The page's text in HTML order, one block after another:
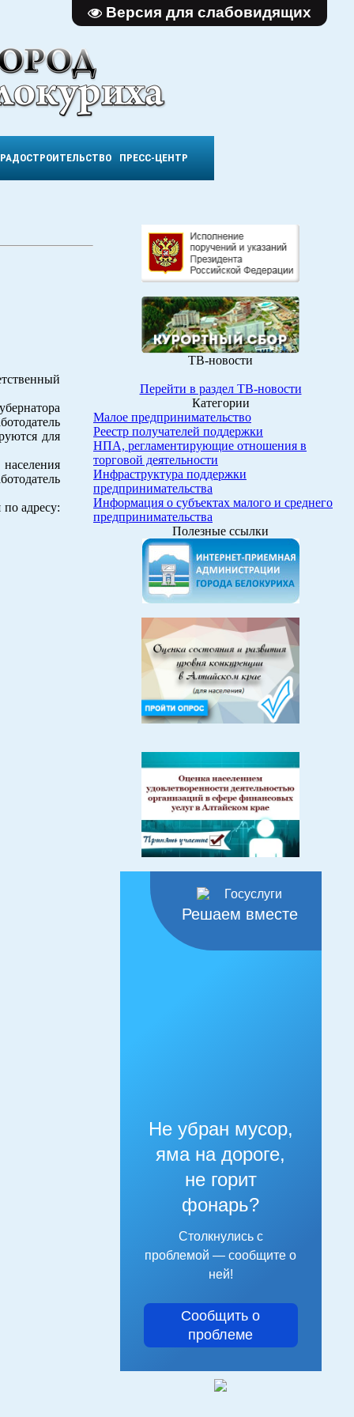
Версия для слабовидящих
ПРЕСС-ЦЕНТР
для
адресу:
ТВ-новости
Перейти в раздел ТВ-новости
Категории
Малое предпринимательство
Реестр получателей поддержки
НПА, регламентирующие отношения в
торговой деятельности
Инфраструктура поддержки
предпринимательства
Информация о субъектах малого и среднего
предпринимательства
Полезные ссылки
Решаем вместе
Не убран мусор,
яма на дороге,
не горит
фонарь?
Столкнулись с
проблемой — сообщите о
ней!
Сообщить о
проблеме